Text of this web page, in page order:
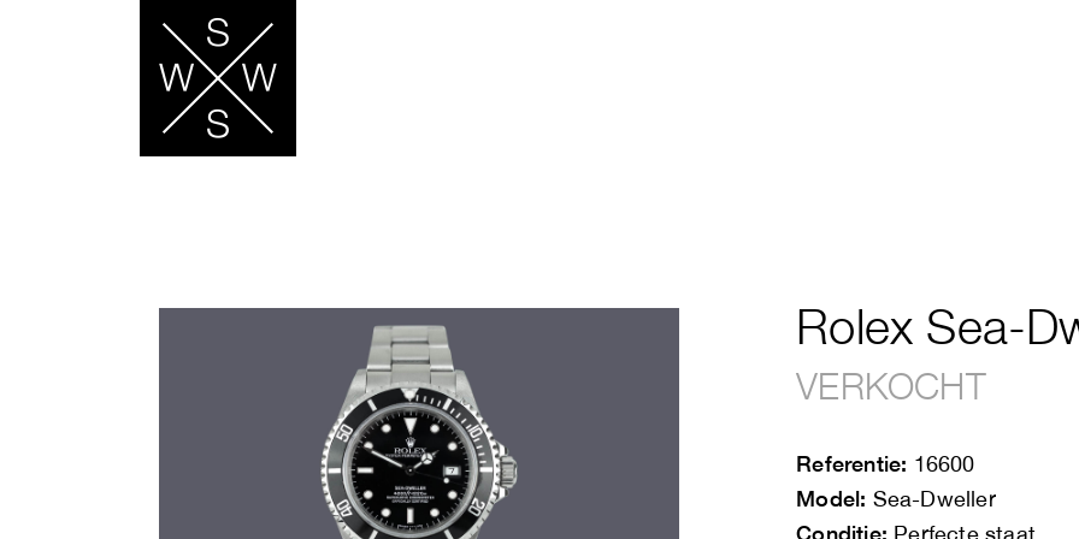
Rolex Sea-
VERKOCHT
Referentie: 16600
Model: Sea-Dweller
Conditie: